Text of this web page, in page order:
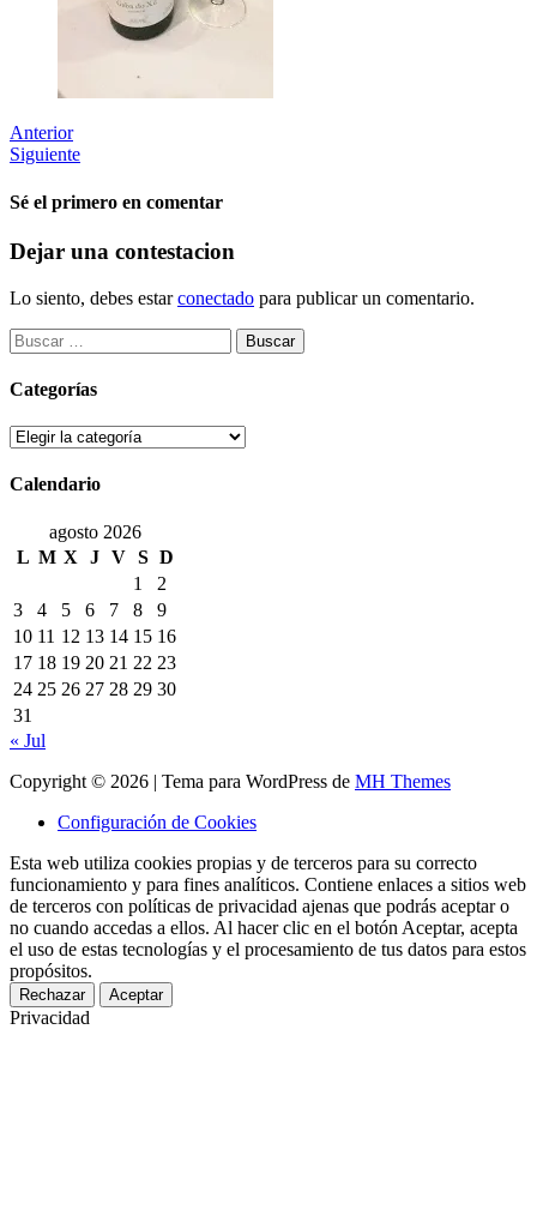
Anterior
Siguiente
Sé el primero en comentar
Dejar una contestacion
Lo siento, debes estarconectado para publicar un comentario.
Buscar:
Categorías
Categorías
Calendario
agosto 2026
L M X J V S D
1
2
3
4 5 6 7 8
9
10 11 12 13 14 15 16
17 18 19 20 21 22 23
24 25 26 27 28 29 30
31
« Jul
Copyright © 2026 | Tema para WordPress de MH Themes
Configuración de Cookies
Esta web utiliza cookies propias y de terceros para su correcto
funcionamiento y para fines analíticos. Contiene enlaces a sitios web
de terceros con políticas de privacidad ajenas que podrás aceptar o
no cuando accedas a ellos. Al hacer clic en el botón Aceptar, acepta
el uso de estas tecnologías y el procesamiento de tus datos para estos
propósitos.
Rechazar Aceptar
Privacidad